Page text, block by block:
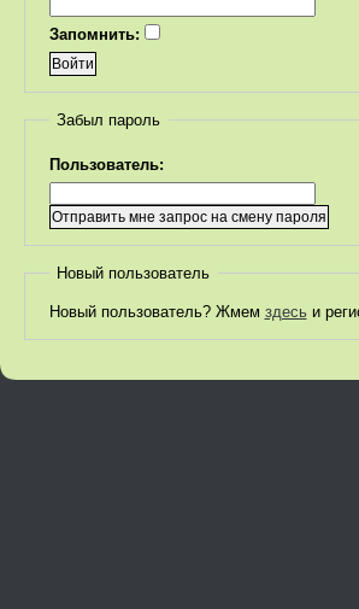
Запомнить:
Забыл пароль
Пользователь:
Новый пользователь
Новый пользователь? Жмем здесьи